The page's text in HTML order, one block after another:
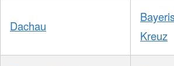
Dachau
Kreuz